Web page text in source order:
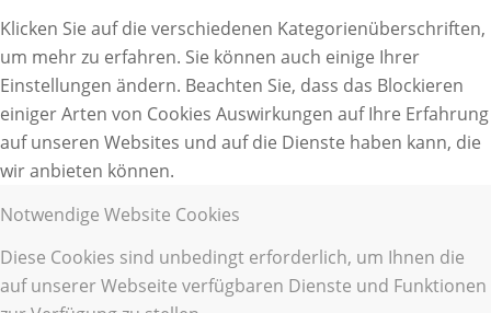
Klicken Sie auf die verschiedenen Kategorienüberschriften,
um mehr zu erfahren. Sie können auch einige Ihrer
Einstellungen ändern. Beachten Sie, dass das Blockieren
einiger Arten von Cookies Auswirkungen auf Ihre Erfahrung
auf unseren Websites und auf die Dienste haben kann, die
wir anbieten können.
Notwendige Website Cookies
Diese Cookies sind unbedingt erforderlich, um Ihnen die
auf unserer Webseite verfügbaren Dienste und Funktionen